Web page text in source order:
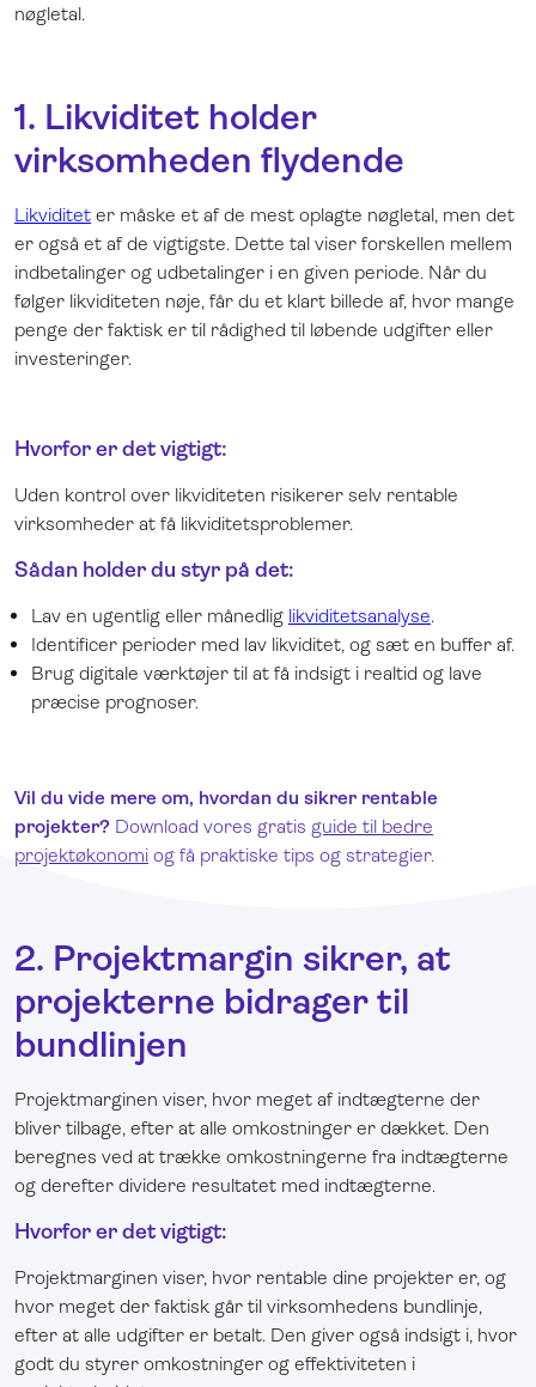
nøgletal.
1. Likviditet holder
virksomheden flydende
Likviditet er måske et af de mest oplagte nøgletal, men det
er også et af de vigtigste. Dette tal viser forskellen mellem
indbetalinger og udbetalinger i en given periode. Når du
følger likviditeten nøje, får du et klart billede af, hvor mange
penge der faktisk er til rådighed til løbende udgifter eller
investeringer.
Hvorfor er det vigtigt:
Uden kontrol over likviditeten risikerer selv rentable
virksomheder at få likviditetsproblemer.
Sådan holder du styr på det:
Lav en ugentlig eller månedlig likviditetsanalyse.
Identificer perioder med lav likviditet, og sæt en buffer af.
Brug digitale værktøjer til at få indsigt i realtid og lave
præcise prognoser.
Vil du vide mere om, hvordan du sikrer rentable
projekter? Download vores gratis guide til bedre
projektøkonomi og få praktiske tips og strategier.
2. Projektmargin sikrer, at
projekterne bidrager til
bundlinjen
Projektmarginen viser, hvor meget af indtægterne der
bliver tilbage, efter at alle omkostninger er dækket. Den
beregnes ved at trække omkostningerne fra indtægterne
og derefter dividere resultatet med indtægterne.
Hvorfor er det vigtigt:
Projektmarginen viser, hvor rentable dine projekter er, og
hvor meget der faktisk går til virksomhedens bundlinje,
efter at alle udgifter er betalt. Den giver også indsigt i, hvor
godt du styrer omkostninger og effektiviteten i